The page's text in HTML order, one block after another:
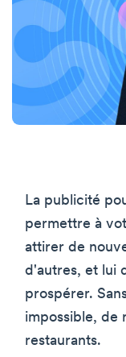
La publicité
permettre à
attirer de
d'autres, et lui
prospérer.
impossible, de
restaurants.